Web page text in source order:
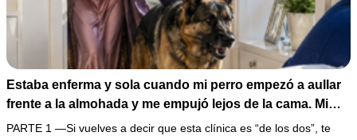
Estaba enferma y sola cuando mi perro empezó a aullar
frente a la almohada y me empujó lejos de la cama. Mi
esposo regresó un día antes y susurró: “Acuéstate,
PARTE 1 —Si vuelves a decir que esta clínica es “de los dos”, te